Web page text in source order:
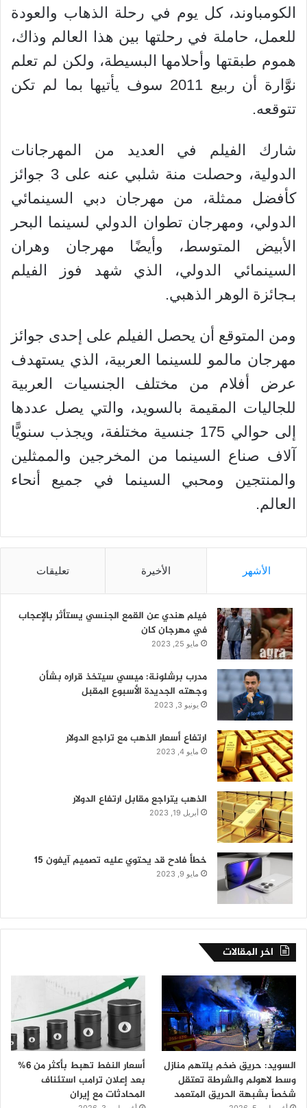
الكومباوند، كل يوم في رحلة الذهاب والعودة
للعمل، حاملة في رحلتها بين هذا العالم وذاك،
هموم طبقتها وأحلامها البسيطة، ولكن لم تعلم
نوَّارة أن ربيع 2011 سوف يأتيها بما لم تكن
تتوقعه.
شارك الفيلم في العديد من المهرجانات
الدولية، وحصلت منة شلبي عنه على 3 جوائز
كأفضل ممثلة، من مهرجان دبي السينمائي
الدولي، ومهرجان تطوان الدولي لسينما البحر
الأبيض المتوسط، وأيضًا مهرجان وهران
السينمائي الدولي، الذي شهد فوز الفيلم
بـجائزة الوهر الذهبي.
ومن المتوقع أن يحصل الفيلم على إحدى جوائز
مهرجان مالمو للسينما العربية، الذي يستهدف
عرض أفلام من مختلف الجنسيات العربية
للجاليات المقيمة بالسويد، والتي يصل عددها
إلى حوالي 175 جنسية مختلفة، ويجذب سنويًّا
آلاف صناع السينما من المخرجين والممثلين
والمنتجين ومحبي السينما في جميع أنحاء
العالم.
الأشهر الأخيرة تعليقات
فيلم هندي عن القمع الجنسي يستأثر بالإعجاب
في مهرجان كان
مايو 25, 2023
مدرب برشلونة: ميسي سيتخذ قراره بشأن
وجهته الجديدة الأسبوع المقبل
يونيو 3, 2023
ارتفاع أسعار الذهب مع تراجع الدولار
مايو 4, 2023
الذهب يتراجع مقابل ارتفاع الدولار
أبريل 19, 2023
خطأ فادح قد يحتوي عليه تصميم آيفون 15
مايو 9, 2023
اخر المقالات
السويد: حريق ضخم يلتهم منازل
وسط لاهولم والشرطة تعتقل
شخصاً بشبهة الحريق المتعمد
أسعار النفط تهبط بأكثر من 6%
بعد إعلان ترامب استئناف
المحادثات مع إيران